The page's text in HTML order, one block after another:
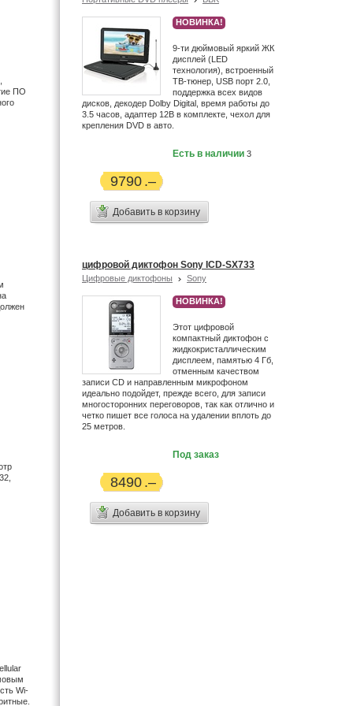
ПО
Wi-
Dune (5)
Dvico (2)
DVTech (1)
Edic (6)
Ellion (4)
EMOL (2)
Ergo (1)
Ericsson (1)
Eton (23)
Explay (4)
Garmin (8)
Gmini (2)
Grace Digital (2)
Grundig (14)
Gueray (12)
Haier (4)
Handaer (3)
HiFiMan (1)
HoneyWld (1)
Hyundai (10)
Icom (2)
Jenoptic (1)
JJ-Connect (4)
JVC (39)
НОВИНКА!
9-ти дюймовый яркий ЖК
дисплей (LED
технология), встроенный
ТВ-тюнер, USB порт 2.0,
поддержка всех видов
дисков, декодер Dolby Digital, время работы до
3.5 часов, адаптер 12В в комплекте, чехол для
крепления DVD в авто.
Есть в наличии 3
9790
Добавить в корзину
цифровой диктофон Sony ICD-SX733
Цифровые диктофоны Sony
НОВИНКА!
Этот цифровой
компактный диктофон с
жидкокристаллическим
дисплеем, памятью 4 Гб,
отменным качеством
записи CD и направленным микрофоном
идеально подойдет, прежде всего, для записи
многосторонних переговоров, так как отлично и
четко пишет все голоса на удалении вплоть до
25 метров.
Под заказ
8490
Добавить в корзину